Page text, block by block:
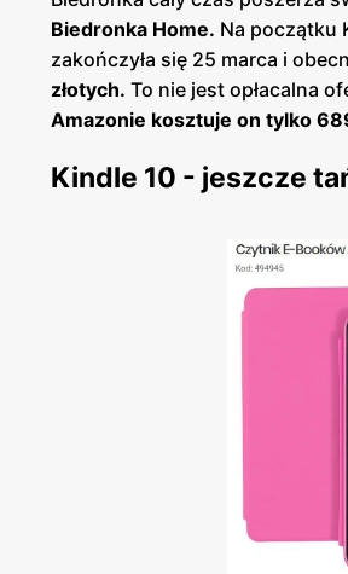
Biedronka Home. Na początku
zakończyła się 25 marca i
złotych. To nie jest opłacalna
Amazonie kosztuje on tylko
Kindle 10 - jeszcze